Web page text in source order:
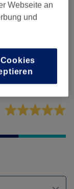
Webseite an
und